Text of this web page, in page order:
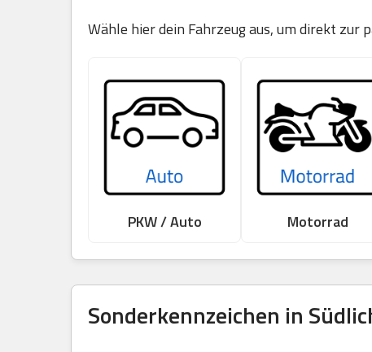
Wähle hier dein Fahrzeug aus, um direkt zur
PKW / Auto Motorrad
Sonderkennzeichen in